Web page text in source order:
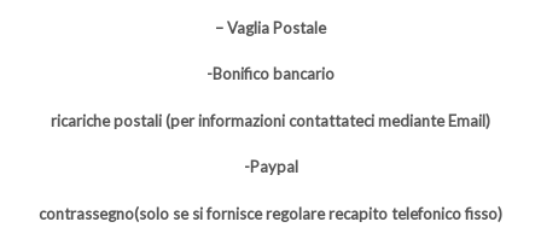
– Vaglia Postale
-Bonifico bancario
ricariche postali (per informazioni contattateci mediante Email)
-Paypal
contrassegno(solo se si fornisce regolare recapito telefonico fisso)